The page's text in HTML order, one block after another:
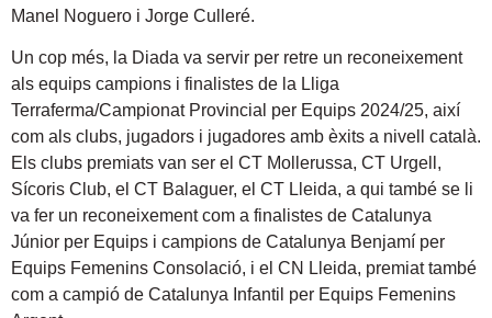
Manel Noguero i Jorge Culleré.
Un cop més, la Diada va servir per retre un reconeixement
als equips campions i finalistes de la Lliga
Terraferma/Campionat Provincial per Equips 2024/25, així
com als clubs, jugadors i jugadores amb èxits a nivell català.
Els clubs premiats van ser el CT Mollerussa, CT Urgell,
Sícoris Club, el CT Balaguer, el CT Lleida, a qui també se li
va fer un reconeixement com a finalistes de Catalunya
Júnior per Equips i campions de Catalunya Benjamí per
Equips Femenins Consolació, i el CN Lleida, premiat també
com a campió de Catalunya Infantil per Equips Femenins